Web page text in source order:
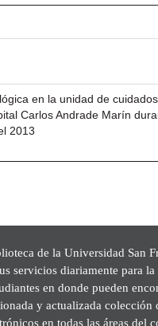
en la unidad de cuidados
Carlos Andrade Marín
2013
de la Universidad San
servicios diariamente para
en donde pueden
y actualizada colección
en todas las áreas del